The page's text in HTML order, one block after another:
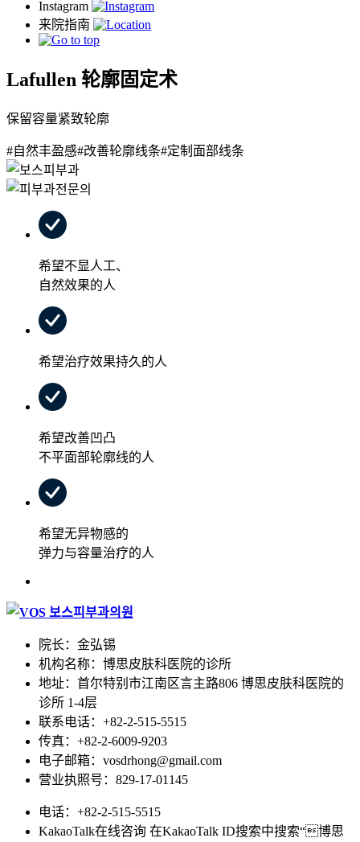
Lafullen 轮廓固定术
保留容量紧致轮廓
#自然丰盈感#改善轮廓线条#定制面部线条
希望不显人工、
自然效果的人
希望治疗效果持久的人
希望改善凹凸
不平面部轮廓线的人
希望无异物感的
弹力与容量治疗的人
院长：金弘锡
机构名称：博思皮肤科医院的诊所
地址：首尔特别市江南区言主路806 博思皮肤科医院的
诊所 1-4层
联系电话：+82-2-515-5515
传真：+82-2-6009-9203
电子邮箱：vosdrhong@gmail.com
营业执照号：829-17-01145
电话：+82-2-515-5515
KakaoTalk在线咨询 在KakaoTalk ID搜索中搜索“博思